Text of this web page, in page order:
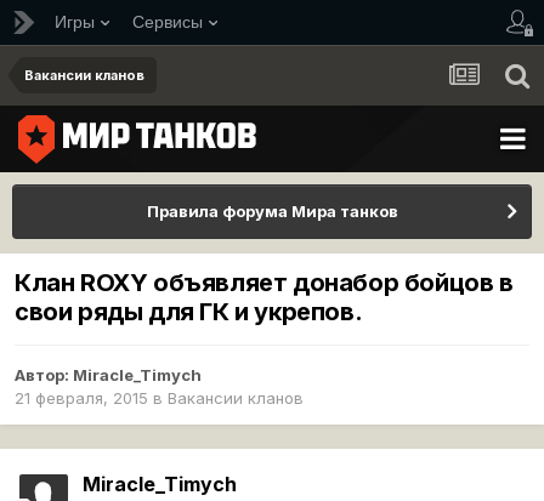
Игры Сервисы
Вакансии кланов
Правила форума Мира танков
Клан ROXY объявляет донабор бойцов в
свои ряды для ГК и укрепов.
Автор: Miracle_Timych
21 февраля, 2015 в Вакансии кланов
Miracle_Timych